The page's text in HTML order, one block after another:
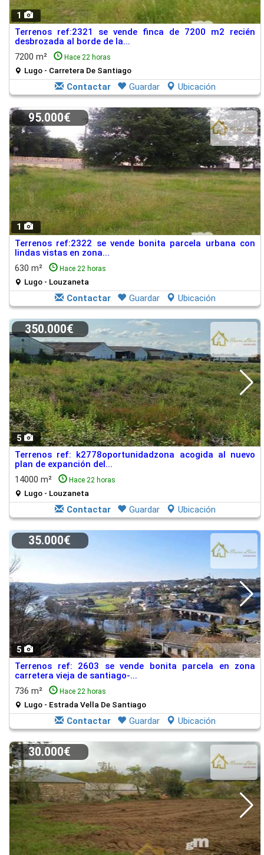
1
Terrenos ref:2321 se vende finca de 7200 m2 recién
desbrozada al borde de la...
7200 m²
Hace 22 horas
Lugo - Carretera De Santiago
Contactar Guardar Ubicación
1
95.000€
Terrenos ref:2322 se vende bonita parcela urbana con
lindas vistas en zona...
630 m²
Hace 22 horas
Lugo - Louzaneta
Contactar Guardar Ubicación
5
350.000€
Terrenos ref: k2778oportunidadzona acogida al nuevo
plan de expanción del...
14000 m²
Hace 22 horas
Lugo - Louzaneta
Contactar Guardar Ubicación
5
35.000€
Terrenos ref: 2603 se vende bonita parcela en zona
carretera vieja de santiago-...
736 m²
Hace 22 horas
Lugo - Estrada Vella De Santiago
Contactar Guardar Ubicación
30.000€